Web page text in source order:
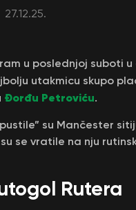
27.12.25.
u poslednjoj suboti u
utakmicu skupo
Đorđu Petroviću.
su Mančester
se vratile na nju
Rutera